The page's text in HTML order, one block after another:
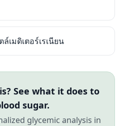
เมดิเตอร์เรเนียน
See what it does to
sugar.
glycemic analysis in